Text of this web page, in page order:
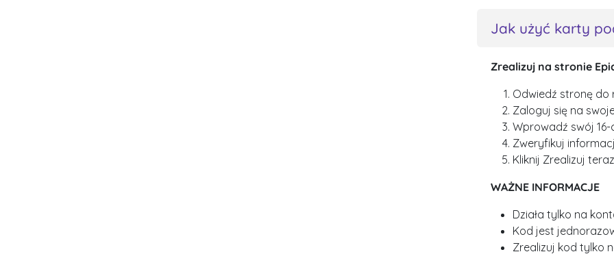
Jak użyć karty
Zrealizuj na stronie
Odwiedź stronę do
Zaloguj się na
Wprowadź swój
Zweryfikuj
Kliknij Zrealizuj
WAŻNE INFORMACJE
Działa tylko na
Kod jest
Zrealizuj kod tylko